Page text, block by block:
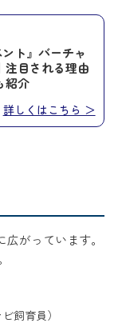
ント』バーチャ
注目される理由
紹介
詳しくはこちら ＞
がっています。
飼育員）